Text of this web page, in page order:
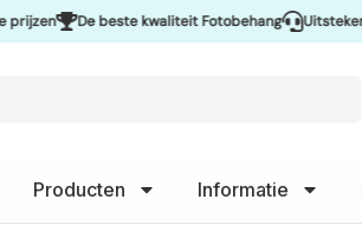
De beste kwaliteit Fotobehang Uitstekende service
Producten Informatie